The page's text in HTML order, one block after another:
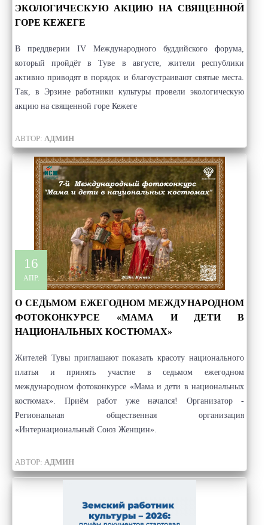
ЭКОЛОГИЧЕСКУЮ АКЦИЮ НА СВЯЩЕННОЙ
ГОРЕ КЕЖЕГЕ
В преддверии IV Международного буддийского форума,
который пройдёт в Туве в августе, жители республики
активно приводят в порядок и благоустраивают святые места.
Так, в Эрзине работники культуры провели экологическую
акцию на священной горе Кежеге
АВТОР: АДМИН
16
АПР.
О СЕДЬМОМ ЕЖЕГОДНОМ МЕЖДУНАРОДНОМ
ФОТОКОНКУРСЕ «МАМА И ДЕТИ В
НАЦИОНАЛЬНЫХ КОСТЮМАХ»
Жителей Тувы приглашают показать красоту национального
платья и принять участие в седьмом ежегодном
международном фотоконкурсе «Мама и дети в национальных
костюмах». Приём работ уже начался! Организатор -
Региональная общественная организация
«Интернациональный Союз Женщин».
АВТОР: АДМИН